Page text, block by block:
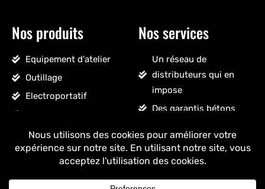
Nos produits
Equipement d'atelier
Outillage
Electroportatif
Accessoires véhicules
Nettoyage, droguerie
Voir tous les produits
Nos services
Un réseau de
distributeurs qui en
impose
Des garantis bétons
Un stock massif
Un ancrage français
+ de 25 ans